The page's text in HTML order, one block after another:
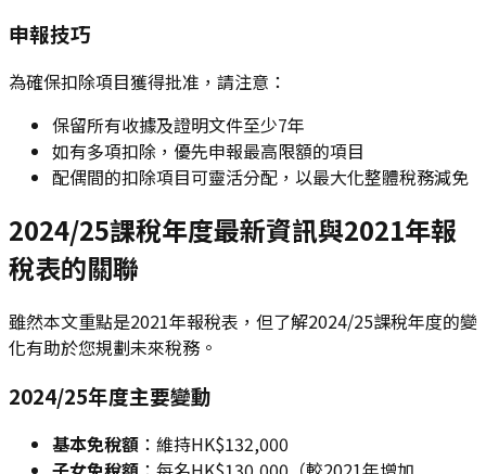
申報技巧
為確保扣除項目獲得批准，請注意：
保留所有收據及證明文件至少7年
如有多項扣除，優先申報最高限額的項目
配偶間的扣除項目可靈活分配，以最大化整體稅務減免
2024/25課稅年度最新資訊與2021年報
稅表的關聯
雖然本文重點是2021年報稅表，但了解2024/25課稅年度的變
化有助於您規劃未來稅務。
2024/25年度主要變動
基本免稅額 ：維持HK$132,000